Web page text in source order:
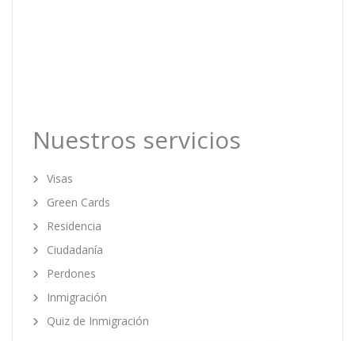
Nuestros servicios
Visas
Green Cards
Residencia
Ciudadanía
Perdones
Inmigración
Quiz de Inmigración